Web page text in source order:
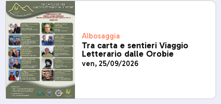
Albosaggia
Tra carta e sentieri Viaggio
Letterario dalle Orobie
ven, 25/09/2026